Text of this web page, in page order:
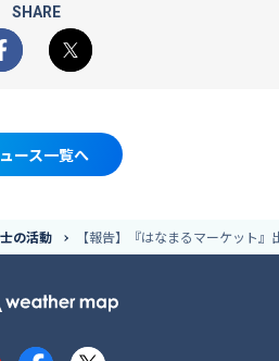
SHARE
Facebook
X
ース一覧へ
の活動 【報告】『はなまるマーケット』